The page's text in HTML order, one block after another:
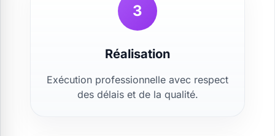
3
Réalisation
Exécution professionnelle avec respect
des délais et de la qualité.